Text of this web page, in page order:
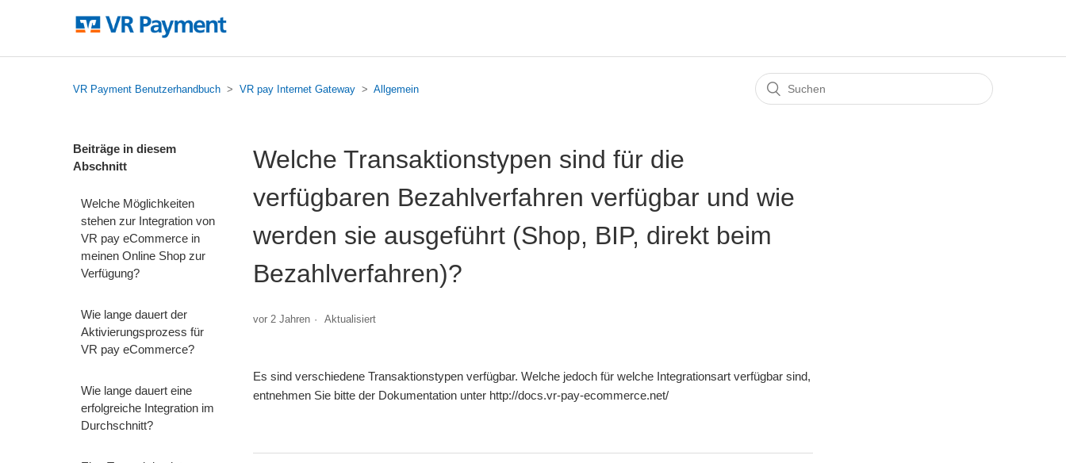
VR Payment Benutzerhandbuch VR pay Internet Gateway Allgemein
Beiträge in diesem
Abschnitt
Welche Möglichkeiten
stehen zur Integration von
VR pay eCommerce in
meinen Online Shop zur
Verfügung?
Wie lange dauert der
Aktivierungsprozess für
VR pay eCommerce?
Wie lange dauert eine
erfolgreiche Integration im
Durchschnitt?
Welche Transaktionstypen sind für die
verfügbaren Bezahlverfahren verfügbar und wie
werden sie ausgeführt (Shop, BIP, direkt beim
Bezahlverfahren)?
vor 2 Jahren Aktualisiert
Es sind verschiedene Transaktionstypen verfügbar. Welche jedoch für welche Integrationsart verfügbar sind,
entnehmen Sie bitte der Dokumentation unter http://docs.vr-pay-ecommerce.net/